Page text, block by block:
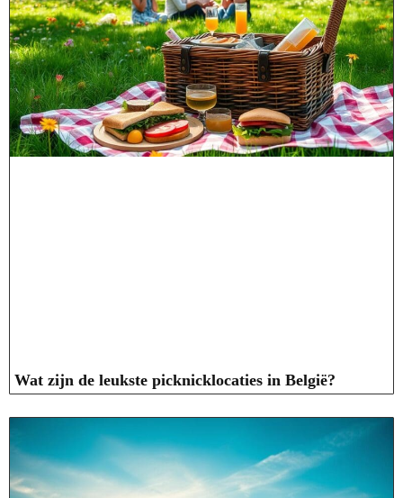
Wat zijn de leukste picknicklocaties in België?